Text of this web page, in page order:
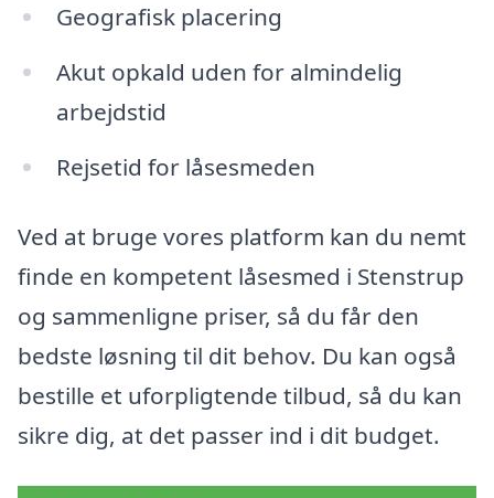
Geografisk placering
Akut opkald uden for almindelig
arbejdstid
Rejsetid for låsesmeden
Ved at bruge vores platform kan du nemt
finde en kompetent låsesmed i Stenstrup
og sammenligne priser, så du får den
bedste løsning til dit behov. Du kan også
bestille et uforpligtende tilbud, så du kan
sikre dig, at det passer ind i dit budget.